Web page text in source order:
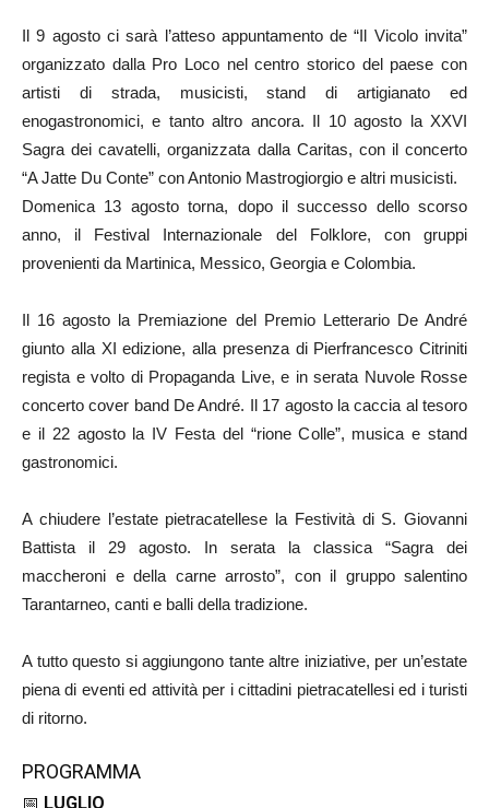
Il 9 agosto ci sarà l’atteso appuntamento de “Il Vicolo invita”
organizzato dalla Pro Loco nel centro storico del paese con
artisti di strada, musicisti, stand di artigianato ed
enogastronomici, e tanto altro ancora. Il 10 agosto la XXVI
Sagra dei cavatelli, organizzata dalla Caritas, con il concerto
“A Jatte Du Conte” con Antonio Mastrogiorgio e altri musicisti.
Domenica 13 agosto torna, dopo il successo dello scorso
anno, il Festival Internazionale del Folklore, con gruppi
provenienti da Martinica, Messico, Georgia e Colombia.
Il 16 agosto la Premiazione del Premio Letterario De André
giunto alla XI edizione, alla presenza di Pierfrancesco Citriniti
regista e volto di Propaganda Live, e in serata Nuvole Rosse
concerto cover band De André. Il 17 agosto la caccia al tesoro
e il 22 agosto la IV Festa del “rione Colle”, musica e stand
gastronomici.
A chiudere l’estate pietracatellese la Festività di S. Giovanni
Battista il 29 agosto. In serata la classica “Sagra dei
maccheroni e della carne arrosto”, con il gruppo salentino
Tarantarneo, canti e balli della tradizione.
A tutto questo si aggiungono tante altre iniziative, per un’estate
piena di eventi ed attività per i cittadini pietracatellesi ed i turisti
di ritorno.
PROGRAMMA
📅 LUGLIO